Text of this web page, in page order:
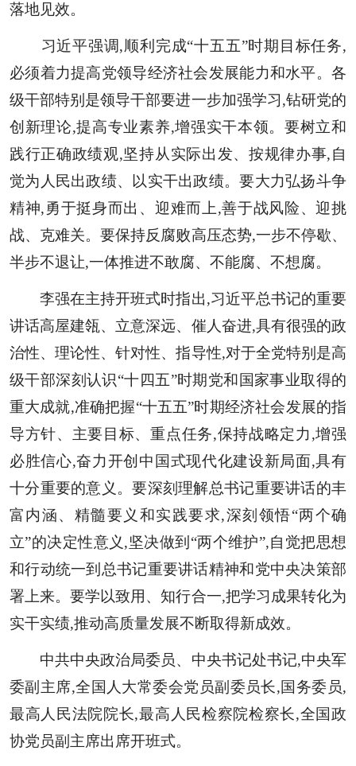
落地见效。
习近平强调,顺利完成“十五五”时期目标任务,
必须着力提高党领导经济社会发展能力和水平。各
级干部特别是领导干部要进一步加强学习,钻研党的
创新理论,提高专业素养,增强实干本领。要树立和
践行正确政绩观,坚持从实际出发、按规律办事,自
觉为人民出政绩、以实干出政绩。要大力弘扬斗争
精神,勇于挺身而出、迎难而上,善于战风险、迎挑
战、克难关。要保持反腐败高压态势,一步不停歇、
半步不退让,一体推进不敢腐、不能腐、不想腐。
李强在主持开班式时指出,习近平总书记的重要
讲话高屋建瓴、立意深远、催人奋进,具有很强的政
治性、理论性、针对性、指导性,对于全党特别是高
级干部深刻认识“十四五”时期党和国家事业取得的
重大成就,准确把握“十五五”时期经济社会发展的指
导方针、主要目标、重点任务,保持战略定力,增强
必胜信心,奋力开创中国式现代化建设新局面,具有
十分重要的意义。要深刻理解总书记重要讲话的丰
富内涵、精髓要义和实践要求,深刻领悟“两个确
立”的决定性意义,坚决做到“两个维护”,自觉把思想
和行动统一到总书记重要讲话精神和党中央决策部
署上来。要学以致用、知行合一,把学习成果转化为
实干实绩,推动高质量发展不断取得新成效。
中共中央政治局委员、中央书记处书记,中央军
委副主席,全国人大常委会党员副委员长,国务委员,
最高人民法院院长,最高人民检察院检察长,全国政
协党员副主席出席开班式。